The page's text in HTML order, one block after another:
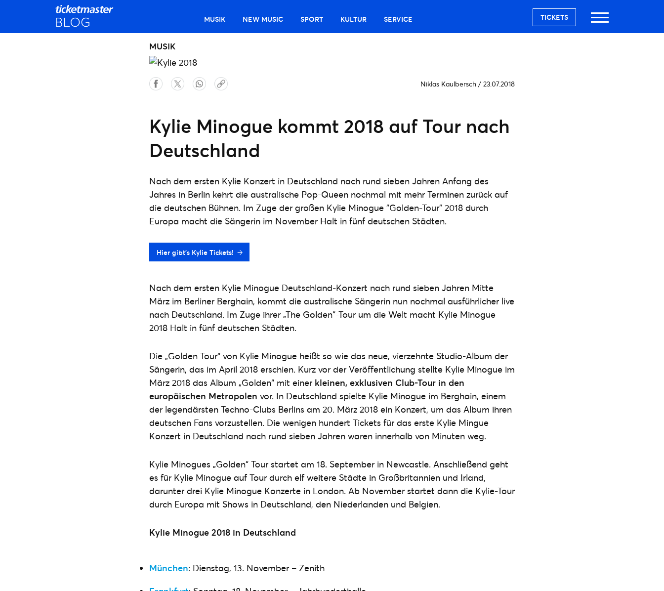
MUSIK NEW MUSIC SPORT KULTUR SERVICE TICKETS
MUSIK
Niklas Kaulbersch / 23.07.2018
Kylie Minogue kommt 2018 auf Tour nach
Deutschland
Nach dem ersten Kylie Konzert in Deutschland nach rund sieben Jahren Anfang des
Jahres in Berlin kehrt die australische Pop-Queen nochmal mit mehr Terminen zurück auf
die deutschen Bühnen. Im Zuge der großen Kylie Minogue "Golden-Tour" 2018 durch
Europa macht die Sängerin im November Halt in fünf deutschen Städten.
Hier gibt's Kylie Tickets!
Nach dem ersten Kylie Minogue Deutschland-Konzert nach rund sieben Jahren Mitte
März im Berliner Berghain, kommt die australische Sängerin nun nochmal ausführlicher live
nach Deutschland. Im Zuge ihrer „The Golden“-Tour um die Welt macht Kylie Minogue
2018 Halt in fünf deutschen Städten.
Die „Golden Tour“ von Kylie Minogue heißt so wie das neue, vierzehnte Studio-Album der
Sängerin, das im April 2018 erschien. Kurz vor der Veröffentlichung stellte Kylie Minogue im
März 2018 das Album „Golden“ mit einer kleinen, exklusiven Club-Tour in den
europäischen Metropolen vor. In Deutschland spielte Kylie Minogue im Berghain, einem
der legendärsten Techno-Clubs Berlins am 20. März 2018 ein Konzert, um das Album ihren
deutschen Fans vorzustellen. Die wenigen hundert Tickets für das erste Kylie Mingue
Konzert in Deutschland nach rund sieben Jahren waren innerhalb von Minuten weg.
Kylie Minogues „Golden“ Tour startet am 18. September in Newcastle. Anschließend geht
es für Kylie Minogue auf Tour durch elf weitere Städte in Großbritannien und Irland,
darunter drei Kylie Minogue Konzerte in London. Ab November startet dann die Kylie-Tour
durch Europa mit Shows in Deutschland, den Niederlanden und Belgien.
Kylie Minogue 2018 in Deutschland
München: Dienstag, 13. November – Zenith